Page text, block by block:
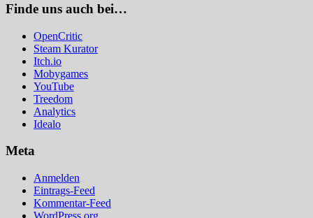
Finde uns auch bei…
OpenCritic
Steam Kurator
Itch.io
Mobygames
YouTube
Treedom
Analytics
Idealo
Meta
Anmelden
Eintrags-Feed
Kommentar-Feed
WordPress.org